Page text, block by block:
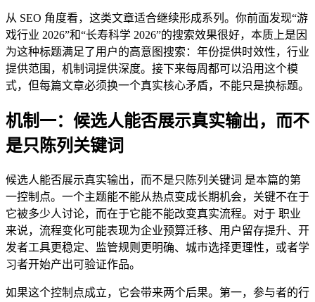
从 SEO 角度看，这类文章适合继续形成系列。你前面发现“游
戏行业 2026”和“长寿科学 2026”的搜索效果很好，本质上是因
为这种标题满足了用户的高意图搜索：年份提供时效性，行业
提供范围，机制词提供深度。接下来每周都可以沿用这个模
式，但每篇文章必须换一个真实核心矛盾，不能只是换标题。
机制一：候选人能否展示真实输出，而不
是只陈列关键词
候选人能否展示真实输出，而不是只陈列关键词 是本篇的第
一控制点。一个主题能不能从热点变成长期机会，关键不在于
它被多少人讨论，而在于它能不能改变真实流程。对于 职业
来说，流程变化可能表现为企业预算迁移、用户留存提升、开
发者工具更稳定、监管规则更明确、城市选择更理性，或者学
习者开始产出可验证作品。
如果这个控制点成立，它会带来两个后果。第一，参与者的行